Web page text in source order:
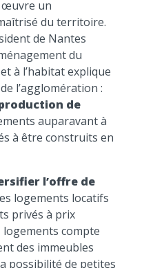
œuvre un
du territoire.
de Nantes
du
à l’habitat explique
l’agglomération :
de
auparavant à
à être construits en
l’offre de
logements locatifs
privés à prix
compte
des immeubles
possibilité de petites